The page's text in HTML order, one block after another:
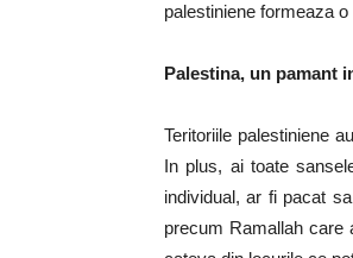
palestiniene formeaza
Palestina, un pamant
Teritoriile palestiniene
In plus, ai toate
individual, ar fi pacat
precum Ramallah care